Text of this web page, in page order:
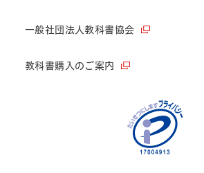
一般社団法人教科書協会
教科書購入のご案内